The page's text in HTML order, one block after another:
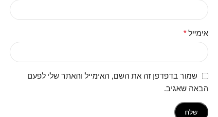
אימייל *
שמור בדפדפן זה את השם, האימייל והאתר שלי לפעם
הבאה שאגיב.